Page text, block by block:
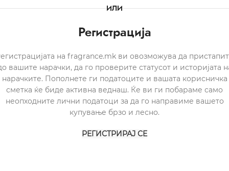
ИЛИ
Регистрација
на fragrance.mk ви овозможува да
вашите нарачки, да го проверите статусот и историјата
нарачките. Пополнете ги податоците и вашата корисничка
сметка ќе биде активна веднаш. Ќе ви ги побараме само
неопходните лични податоци за да го направиме вашето
купување брзо и лесно.
РЕГИСТРИРАЈ СЕ